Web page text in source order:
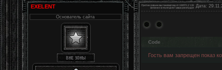
EXELENT
Основатель сайта
Дата:
Code
Гость вам запрещен показ